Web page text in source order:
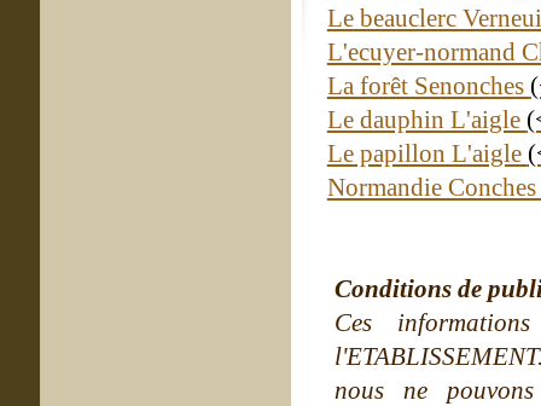
Le beauclerc
L'ecuyer-normand
La forêt Senonches
Le dauphin L'aigle
Le papillon L'aigle
Normandie
Conditions de
Ces
nous ne